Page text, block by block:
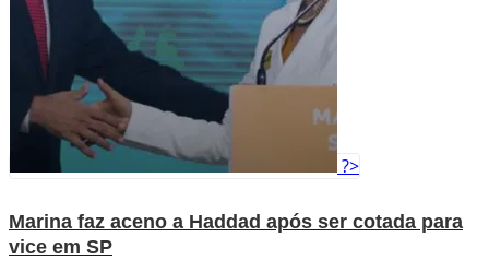
?>
Marina faz aceno a Haddad após ser cotada para
vice em SP